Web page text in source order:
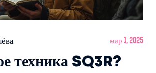
мар 1, 2025
техника SQ3R?